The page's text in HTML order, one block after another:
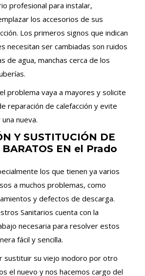
profesional para instalar,
los accesorios de sus
Los primeros signos que indican
necesitan ser cambiadas son ruidos
de agua, manchas cerca de los
problema vaya a mayores y solicite
reparación de calefacción y evite
nueva.
Y SUSTITUCIÓN DE
BARATOS EN el Prado
los que tienen ya varios
a muchos problemas, como
y defectos de descarga.
Sanitarios cuenta con la
necesaria para resolver estos
fácil y sencilla.
sustituir su viejo inodoro por otro
el nuevo y nos hacemos cargo del